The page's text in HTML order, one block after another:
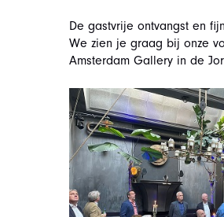
De gastvrije ontvangst en
We zien je graag bij onze
Amsterdam Gallery in de